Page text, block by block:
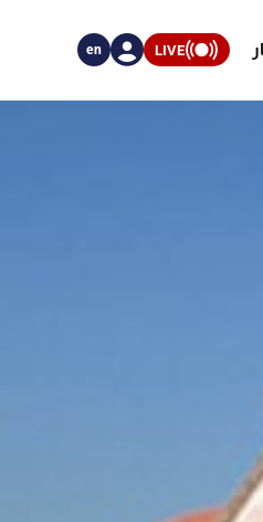
LIVE
en